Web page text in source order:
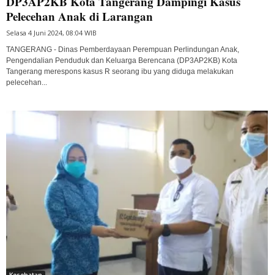
Pelecehan Anak di Larangan
Selasa 4 Juni 2024, 08:04 WIB
TANGERANG - Dinas Pemberdayaan Perempuan Perlindungan Anak,
Pengendalian Penduduk dan Keluarga Berencana (DP3AP2KB) Kota
Tangerang merespons kasus R seorang ibu yang diduga melakukan
pelecehan...